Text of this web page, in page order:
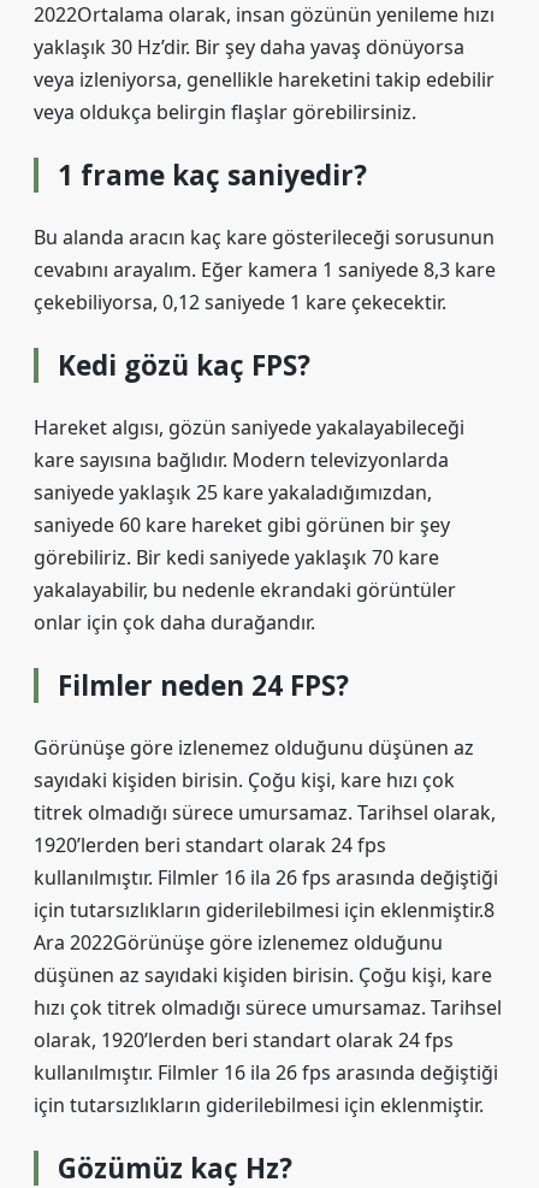
2022Ortalama olarak, insan gözünün yenileme hızı
yaklaşık 30 Hz’dir. Bir şey daha yavaş dönüyorsa
veya izleniyorsa, genellikle hareketini takip edebilir
veya oldukça belirgin flaşlar görebilirsiniz.
1 frame kaç saniyedir?
Bu alanda aracın kaç kare gösterileceği sorusunun
cevabını arayalım. Eğer kamera 1 saniyede 8,3 kare
çekebiliyorsa, 0,12 saniyede 1 kare çekecektir.
Kedi gözü kaç FPS?
Hareket algısı, gözün saniyede yakalayabileceği
kare sayısına bağlıdır. Modern televizyonlarda
saniyede yaklaşık 25 kare yakaladığımızdan,
saniyede 60 kare hareket gibi görünen bir şey
görebiliriz. Bir kedi saniyede yaklaşık 70 kare
yakalayabilir, bu nedenle ekrandaki görüntüler
onlar için çok daha durağandır.
Filmler neden 24 FPS?
Görünüşe göre izlenemez olduğunu düşünen az
sayıdaki kişiden birisin. Çoğu kişi, kare hızı çok
titrek olmadığı sürece umursamaz. Tarihsel olarak,
1920’lerden beri standart olarak 24 fps
kullanılmıştır. Filmler 16 ila 26 fps arasında değiştiği
için tutarsızlıkların giderilebilmesi için eklenmiştir.8
Ara 2022Görünüşe göre izlenemez olduğunu
düşünen az sayıdaki kişiden birisin. Çoğu kişi, kare
hızı çok titrek olmadığı sürece umursamaz. Tarihsel
olarak, 1920’lerden beri standart olarak 24 fps
kullanılmıştır. Filmler 16 ila 26 fps arasında değiştiği
için tutarsızlıkların giderilebilmesi için eklenmiştir.
Gözümüz kaç Hz?